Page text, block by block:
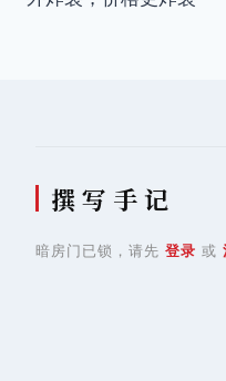
撰 写 手 记
暗房门已锁，请先 登录 或